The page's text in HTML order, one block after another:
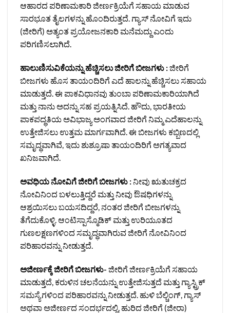
ಆಹಾರದ ಪರಿಣಾಮಕಾರಿ ಜೀರ್ಣಕ್ರಿಯೆಗೆ ಸಹಾಯ ಮಾಡುವ
ಸಾರಭೂತ ತೈಲಗಳನ್ನು ಹೊಂದಿರುತ್ತದೆ. ಗ್ಯಾಸ್ ನೋವಿಗೆ ಇದು
(ಜೀರಿಗೆ) ಅತ್ಯಂತ ಪ್ರಯೋಜನಕಾರಿ ಮನೆಮದ್ದು ಎಂದು
ಪರಿಗಣಿಸಲಾಗಿದೆ.
ಹಾಲುಣಿಸುವಿಕೆಯನ್ನು ಹೆಚ್ಚಿಸಲು ಜೀರಿಗೆ ಬೀಜಗಳು :ಜೀರಿಗೆ
ಬೀಜಗಳು ಹೊಸ ತಾಯಂದಿರಿಗೆ ಎದೆ ಹಾಲನ್ನು ಹೆಚ್ಚಿಸಲು ಸಹಾಯ
ಮಾಡುತ್ತದೆ. ಈ ಪಾಕವಿಧಾನವು ತುಂಬಾ ಪರಿಣಾಮಕಾರಿಯಾಗಿದೆ
ಮತ್ತು ನಾನು ಅದನ್ನು ಸಹ ಪ್ರಯತ್ನಿಸಿದೆ. ಹೌದು, ಭಾರತೀಯ
ಪಾಕಪದ್ಧತಿಯ ಅವಿಭಾಜ್ಯ ಅಂಗವಾದ ಜೀರಿಗೆ ನಿಮ್ಮ ಎದೆಹಾಲನ್ನು
ಉತ್ತೇಜಿಸಲು ಉತ್ತಮ ಮಾರ್ಗವಾಗಿದೆ. ಈ ಬೀಜಗಳು ಕಬ್ಬಿಣದಲ್ಲಿ
ಸಮೃದ್ಧವಾಗಿವೆ, ಇದು ಶುಶ್ರೂಷಾ ತಾಯಂದಿರಿಗೆ ಅಗತ್ಯವಾದ
ಖನಿಜವಾಗಿದೆ.
ಅವಧಿಯ ನೋವಿಗೆ ಜೀರಿಗೆ ಬೀಜಗಳು :ನೀವು ಋತುಚಕ್ರದ
ನೋವಿನಿಂದ ಬಳಲುತ್ತಿದ್ದರೆ ಮತ್ತು ನೀವು ಔಷಧಿಗಳನ್ನು
ಆಶ್ರಯಿಸಲು ಬಯಸದಿದ್ದರೆ, ನಂತರ ಜೀರಿಗೆ ಬೀಜಗಳನ್ನು
ತೆಗೆದುಕೊಳ್ಳಿ. ಆಂಟಿಸ್ಪಾಸ್ಮೊಡಿಕ್ ಮತ್ತು ಉರಿಯೂತದ
ಗುಣಲಕ್ಷಣಗಳಿಂದ ಸಮೃದ್ಧವಾಗಿರುವ ಜೀರಿಗೆ ನೋವಿನಿಂದ
ಪರಿಹಾರವನ್ನು ನೀಡುತ್ತದೆ.
ಅಜೀರ್ಣಕ್ಕೆ ಜೀರಿಗೆ ಬೀಜಗಳು- ಜೀರಿಗೆ ಜೀರ್ಣಕ್ರಿಯೆಗೆ ಸಹಾಯ
ಮಾಡುತ್ತದೆ, ಕರುಳಿನ ಚಲನೆಯನ್ನು ಉತ್ತೇಜಿಸುತ್ತದೆ ಮತ್ತು ಗ್ಯಾಸ್ಟ್ರಿಕ್
ಸಮಸ್ಯೆಗಳಿಂದ ಪರಿಹಾರವನ್ನು ನೀಡುತ್ತದೆ. ಹುಳಿ ಬೆಲ್ಚಿಂಗ್, ಗ್ಯಾಸ್
ಅಥವಾ ಅಜೀರ್ಣದ ಸಂದರ್ಭದಲ್ಲಿ, ಹುರಿದ ಜೀರಿಗೆ (ಜೀರಾ)